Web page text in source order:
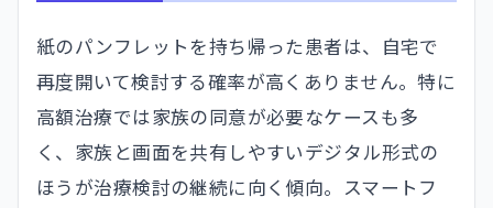
紙のパンフレットを持ち帰った患者は、自宅で
再度開いて検討する確率が高くありません。特に
高額治療では家族の同意が必要なケースも多
く、家族と画面を共有しやすいデジタル形式の
ほうが治療検討の継続に向く傾向。スマートフ